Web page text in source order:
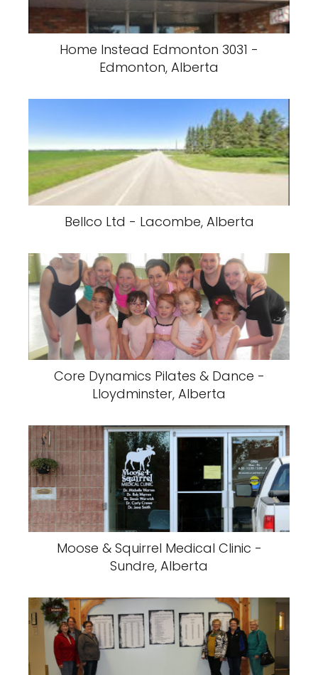
Home Instead Edmonton 3031 -
Edmonton, Alberta
Bellco Ltd - Lacombe, Alberta
Core Dynamics Pilates & Dance -
Lloydminster, Alberta
Moose & Squirrel Medical Clinic -
Sundre, Alberta